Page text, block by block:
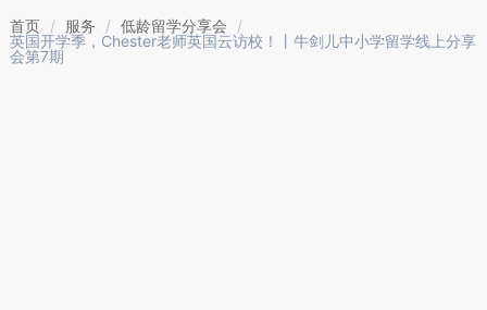
首页 / 服务 / 低龄留学分享会
/
英国开学季，Chester老师英国云访校！丨牛剑儿中小学留学线上分享
会第7期